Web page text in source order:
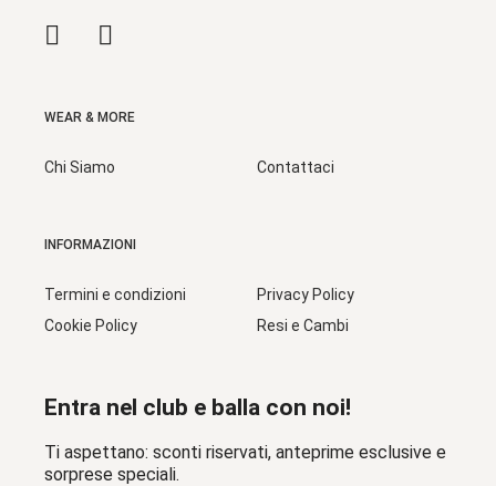
WEAR & MORE
Chi Siamo Contattaci
INFORMAZIONI
Termini e condizioni
Cookie Policy
Privacy Policy
Resi e Cambi
Entra nel club e balla con noi!
Ti aspettano: sconti riservati, anteprime esclusive e
sorprese speciali.